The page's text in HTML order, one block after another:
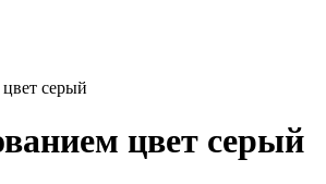
серый
цвет серый